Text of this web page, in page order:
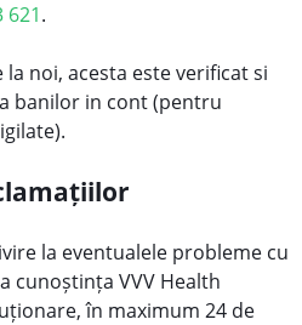
621.
noi, acesta este verificat si
banilor in cont (pentru
la eventualele probleme cu
cunoștința VVV Health
în maximum 24 de